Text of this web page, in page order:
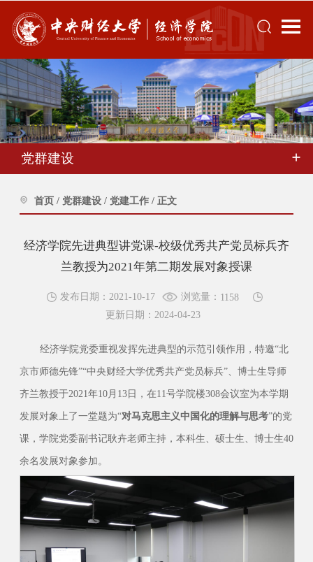
党群建设
首页 / 党群建设 / 党建工作 / 正文
经济学院先进典型讲党课-校级优秀共产党员标兵齐
兰教授为2021年第二期发展对象授课
发布日期：2021-10-17 浏览量： 1158
更新日期：2024-04-23
经济学院党委重视发挥先进典型的示范引领作用，特邀“北
京市师德先锋”“中央财经大学优秀共产党员标兵”、博士生导师
齐兰教授于2021年10月13日，在11号学院楼308会议室为本学期
发展对象上了一堂题为“对马克思主义中国化的理解与思考”的党
课，学院党委副书记耿卉老师主持，本科生、硕士生、博士生40
余名发展对象参加。